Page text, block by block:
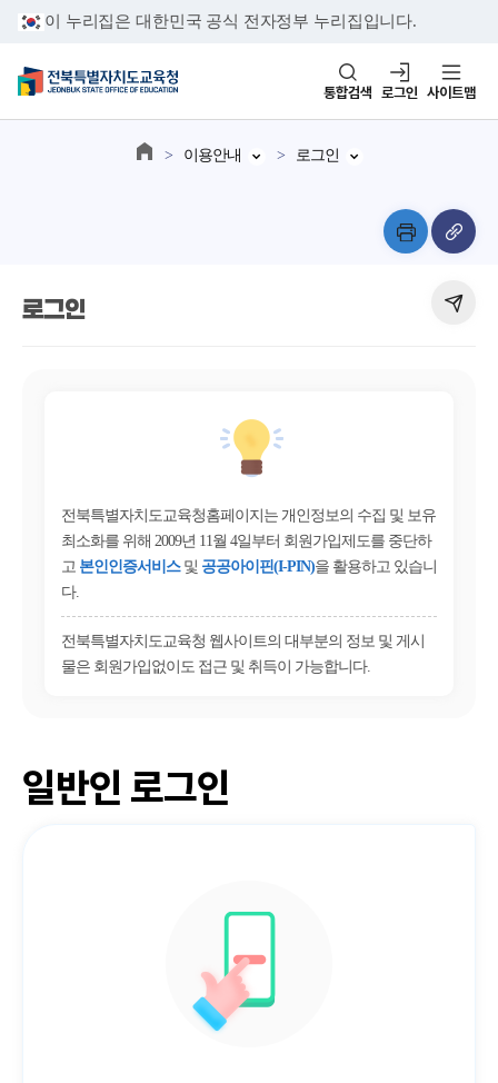
이 누리집은 대한민국 공식 전자정부 누리집입니다.
통합검색 로그인 사이트맵
이용안내 로그인
로그인
전북특별자치도교육청홈페이지는 개인정보의 수집 및 보유
최소화를 위해 2009년 11월 4일부터 회원가입제도를 중단하
고 본인인증서비스 및 공공아이핀(I-PIN)을 활용하고 있습니
다.
전북특별자치도교육청 웹사이트의 대부분의 정보 및 게시
물은 회원가입없이도 접근 및 취득이 가능합니다.
일반인 로그인